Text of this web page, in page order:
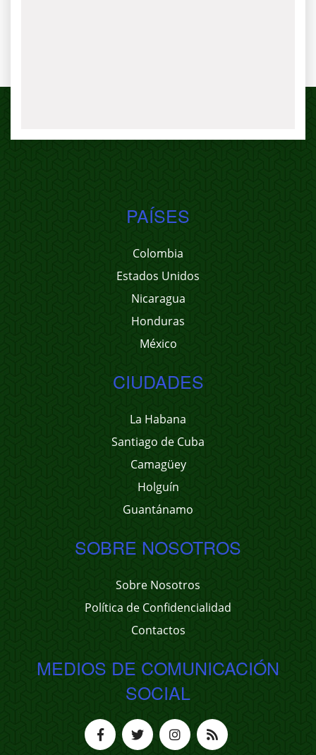
PAÍSES
Colombia
Estados Unidos
Nicaragua
Honduras
México
CIUDADES
La Habana
Santiago de Cuba
Camagüey
Holguín
Guantánamo
SOBRE NOSOTROS
Sobre Nosotros
Política de Confidencialidad
Contactos
MEDIOS DE COMUNICACIÓN
SOCIAL